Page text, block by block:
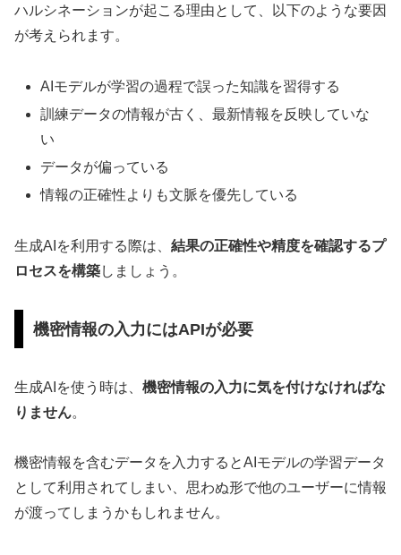
ハルシネーションが起こる理由として、以下のような要因
が考えられます。
AIモデルが学習の過程で誤った知識を習得する
訓練データの情報が古く、最新情報を反映していな
い
データが偏っている
情報の正確性よりも文脈を優先している
生成AIを利用する際は、 結果の正確性や精度を確認するプ
ロセスを構築しましょう。
機密情報の入力にはAPIが必要
生成AIを使う時は、 機密情報の入力に気を付けなければな
りません。
機密情報を含むデータを入力するとAIモデルの学習データ
として利用されてしまい、思わぬ形で他のユーザーに情報
が渡ってしまうかもしれません。